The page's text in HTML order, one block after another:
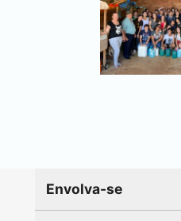
Envolva-se